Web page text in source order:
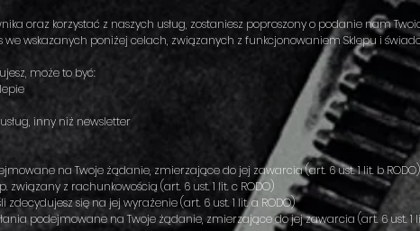
oraz korzystać z naszych usług, zostaniesz poproszony o podanie nam
wskazanych poniżej celach, związanych z funkcjonowaniem Sklepu i
może to być:
inny niż newsletter
na Twoje żądanie, zmierzające do jej zawarcia (art. 6 ust. 1 lit. b RODO)
związany z rachunkowością (art. 6 ust. 1 lit. c RODO)
zdecydujesz się na jej wyrażenie (art. 6 ust. 1 lit. a RODO)
podejmowane na Twoje żądanie, zmierzające do jej zawarcia (art. 6 ust. 1